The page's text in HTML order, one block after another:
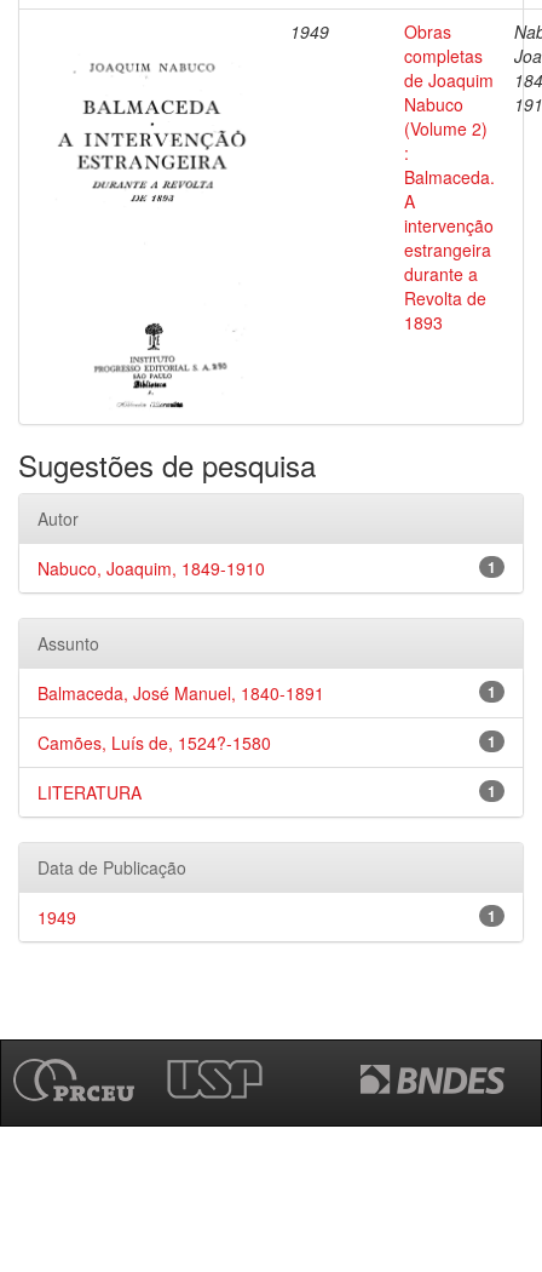
1949
Obras
completas
de Joaquim
Nabuco
(Volume 2)
:
Balmaceda.
A
intervenção
estrangeira
durante a
Revolta de
1893
Sugestões de pesquisa
Autor
1
Nabuco, Joaquim, 1849-1910
Assunto
1
Balmaceda, José Manuel, 1840-1891
1
Camões, Luís de, 1524?-1580
1
LITERATURA
Data de Publicação
1
1949